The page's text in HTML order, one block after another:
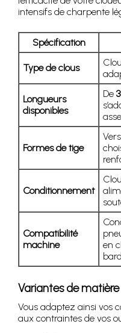
intensifs de charpente
Spécification
Type de clous
Longueurs
disponibles
De
Formes de tige
Conditionnement
Compatibilité
machine
en
Variantes de
Vous adaptez ainsi vos
aux contraintes de vos